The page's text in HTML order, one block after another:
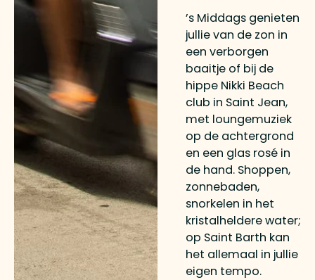
’s Middags genieten
jullie van de zon in
een verborgen
baaitje of bij de
hippe Nikki Beach
club in Saint Jean,
met loungemuziek
op de achtergrond
en een glas rosé in
de hand. Shoppen,
zonnebaden,
snorkelen in het
kristalheldere water;
op Saint Barth kan
het allemaal in jullie
eigen tempo.